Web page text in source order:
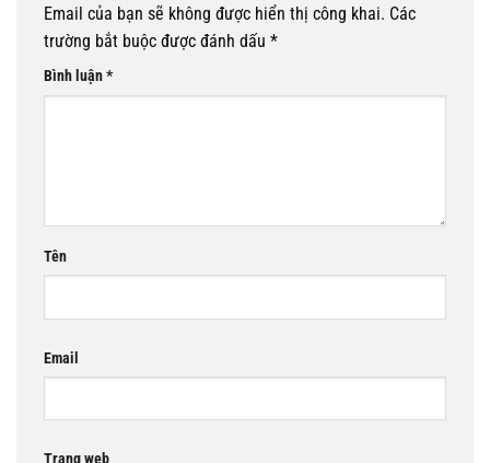
Email của bạn sẽ không được hiển thị công khai. Các
trường bắt buộc được đánh dấu *
Bình luận*
Tên
Email